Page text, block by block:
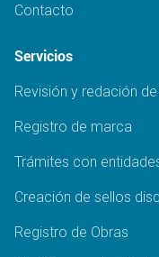
Contacto
Servicios
Revisión y redación
Registro de marca
Trámites con
Creación de sellos
Registro de Obras